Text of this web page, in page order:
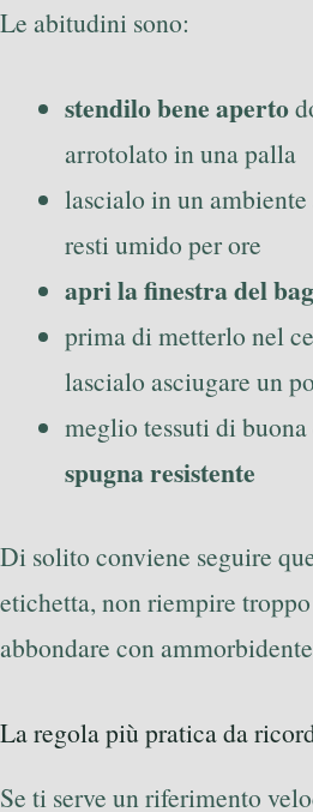
Le abitudini sono:
stendilo bene aperto
arrotolato in una palla
lascialo in un ambiente
resti umido per ore
apri la finestra del
prima di metterlo nel
lascialo asciugare un
meglio tessuti di
spugna resistente
Di solito conviene seguire
etichetta, non riempire
abbondare con
La regola più pratica da
Se ti serve un riferimento